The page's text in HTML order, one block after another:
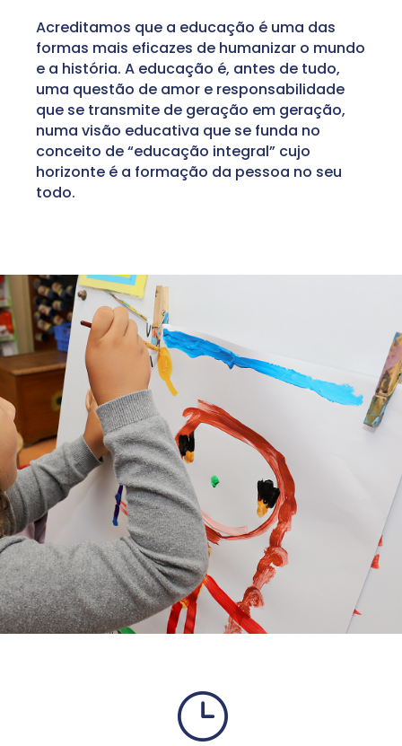
Acreditamos que a educação é uma das
formas mais eficazes de humanizar o mundo
e a história. A educação é, antes de tudo,
uma questão de amor e responsabilidade
que se transmite de geração em geração,
numa visão educativa que se funda no
conceito de “educação integral” cujo
horizonte é a formação da pessoa no seu
todo.
}